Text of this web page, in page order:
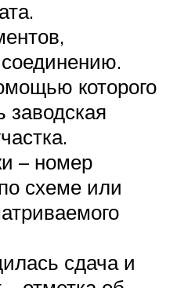
которого
заводская
– номер
схеме или
сдача и